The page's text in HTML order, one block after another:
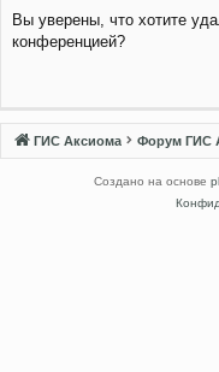
Вы уверены, что хотите
конференцией?
ГИС Аксиома Форум ГИС
Создано на основе